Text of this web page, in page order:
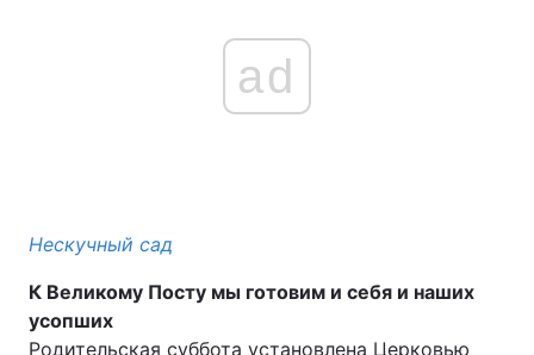
ad
Нескучный сад
К Великому Посту мы готовим и себя и наших
усопших
Родительская суббота установлена Церковью